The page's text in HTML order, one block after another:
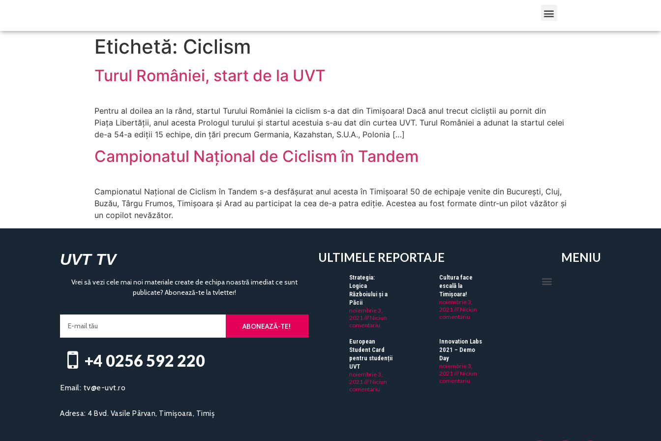
Etichetă: Ciclism
Turul României, start de la UVT
Pentru al doilea an la rând, startul Turului României la ciclism s-a dat din Timișoara! Dacă anul trecut cicliștii au pornit din
Piața Libertății, anul acesta Prologul turului și startul acestuia s-au dat din curtea UVT. Turul României a adunat la startul celei
de-a 54-a ediții 15 echipe, din țări precum Germania, Kazahstan, S.U.A., Polonia […]
Campionatul Național de Ciclism în Tandem
Campionatul Național de Ciclism în Tandem s-a desfășurat anul acesta în Timișoara! 50 de echipaje venite din București, Cluj,
Buzău, Târgu Frumos, Timișoara și Arad au participat la cea de-a patra ediție. Acestea au fost formate dintr-un pilot văzător și
un copilot nevăzător.
UVT TV
Vrei să vezi cele mai noi materiale create de echipa noastră imediat ce sunt
publicate? Abonează-te la tvletter!
ABONEAZĂ-TE!
+4 0256 592 220​
Email: tv@e-uvt.ro
Adresa: 4 Bvd. Vasile Pârvan, Timișoara, Timiș
ULTIMELE REPORTAJE
Strategia:
Logica
Războiului și a
Păcii
noiembrie 3,
2021
Niciun
comentariu
Cultura face
escală la
Timișoara!
noiembrie 3,
2021
Niciun
comentariu
European
Student Card
pentru studenții
UVT
noiembrie 3,
2021
Niciun
comentariu
Innovation Labs
2021 – Demo
Day
noiembrie 3,
2021
Niciun
comentariu
MENIU